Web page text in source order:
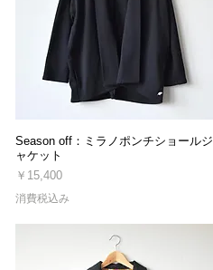
Season off：ミラノポンチショールジ
ャケット
価格
￥15,400
消費税込み